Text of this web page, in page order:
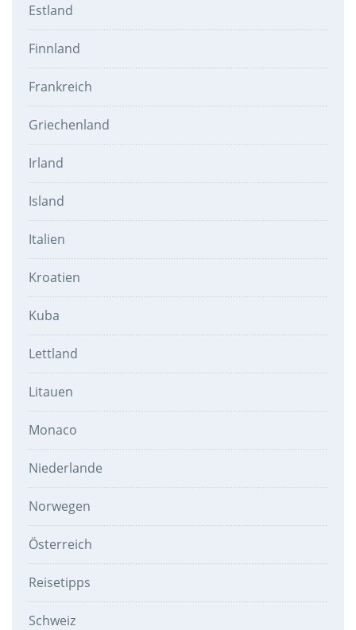
Estland
Finnland
Frankreich
Griechenland
Irland
Island
Italien
Kroatien
Kuba
Lettland
Litauen
Monaco
Niederlande
Norwegen
Österreich
Reisetipps
Schweiz